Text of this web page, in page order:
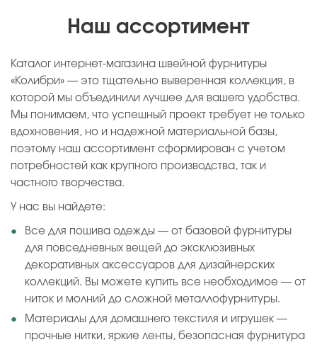
Наш ассортимент
Каталог интернет-магазина швейной фурнитуры
«Колибри» — это тщательно выверенная коллекция, в
которой мы объединили лучшее для вашего удобства.
Мы понимаем, что успешный проект требует не только
вдохновения, но и надежной материальной базы,
поэтому наш ассортимент сформирован с учетом
потребностей как крупного производства, так и
частного творчества.
У нас вы найдете:
Все для пошива одежды — от базовой фурнитуры
для повседневных вещей до эксклюзивных
декоративных аксессуаров для дизайнерских
коллекций. Вы можете купить все необходимое — от
ниток и молний до сложной металлофурнитуры.
Материалы для домашнего текстиля и игрушек —
прочные нитки, яркие ленты, безопасная фурнитура